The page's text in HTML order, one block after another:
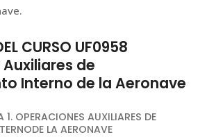
CURSO UF0958
de
Interno de la Aeronave
OPERACIONES AUXILIARES DE
LA AERONAVE